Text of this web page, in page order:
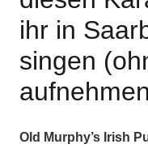
ihr in
singen
Old Murphy’s Irish